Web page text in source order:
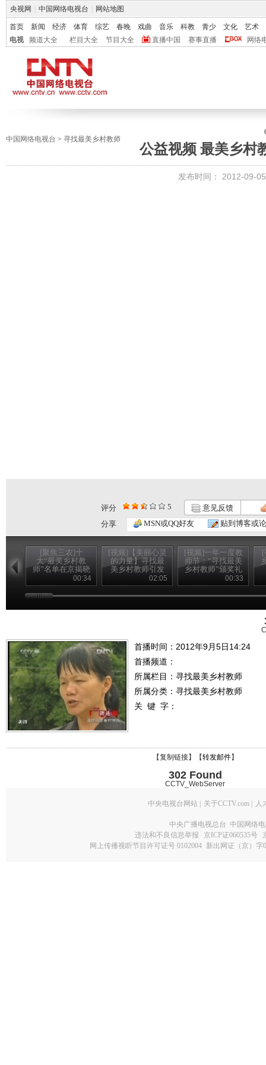
央视网 中国网络电视台 网站地图
首页 新闻 经济 体育 综艺 春晚 戏曲 音乐 科教 青少 文化
艺术
电视
频道大全 栏目大全 节目大全 直播中国 赛事直播 网络
中国网络电视台 > 寻找最美乡村教师
公益视频 最美乡村
发布时间： 2012-09-
评分 5
意见反馈
分享
MSN或QQ好友 贴到博客或
[聚焦三农]十
大“最美乡村教
师”名单在京揭晓
(20120910)00:34
[视频]【美丽心灵
的力量】寻找最
美乡村教师引发
强烈社会反响
02:05
[视频]一年一度教
师节：“寻找最美
乡村教师”颁奖礼
00:33
[
首播时间：2012年9月5日14:24
首播频道：
所属栏目： 寻找最美乡村教师
所属分类：寻找最美乡村教师
关 键 字：
【复制链接】【转发邮件】
302 Found
CCTV_WebServer
中央电视台网站 关于CCTV.com 人
中央广播电视总台 中国网络
违法和不良信息举报
京ICP证060535号
网上传播视听节目许可证号 0102004 新出网证（京）